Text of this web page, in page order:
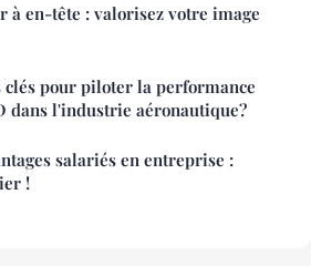
à en-tête : valorisez votre image
pour piloter la performance
dans l'industrie aéronautique?
salariés en entreprise :
!